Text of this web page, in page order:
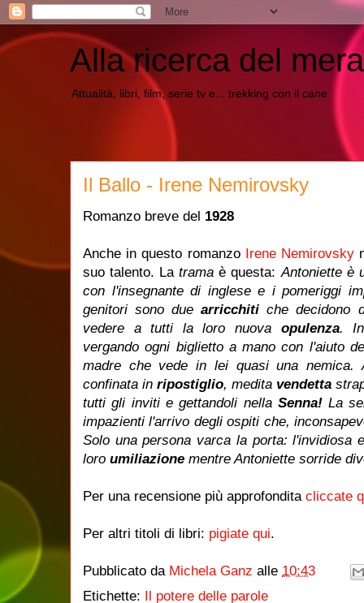
Alla ricerca del
Attualità, libri, film, serie tv e... trekking con il cane
Il Ballo - Irene Nemirovsky
Romanzo breve del 1928
Anche in questo romanzo Irene Nemirovsky
suo talento. Latramaè questa:Antoniette è
con l'insegnante di inglese e i pomeriggi
genitori sono duearricchitiche decidono
vedere a tutti la loro nuova opulenza.
vergando ogni biglietto a mano con l'aiuto
madre che vede in lei quasi una nemica.
confinata in ripostiglio, medita vendetta
tutti gli inviti e gettandoli nella Senna!La
impazienti l'arrivo degli ospiti che,
Solo una persona varca la porta: l'invidiosa
loro umiliazione mentre Antoniette sorride
Per una recensione più approfondita cliccate
Per altri titoli di libri: pigiate qui.
Pubblicato da Michela Ganz alle 10:43
Etichette: Il potere delle parole